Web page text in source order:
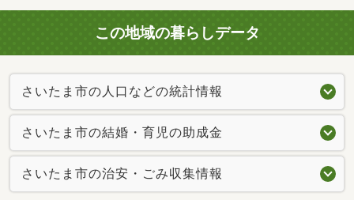
この地域の暮らしデータ
さいたま市の人口などの統計情報
さいたま市の結婚・育児の助成金
さいたま市の治安・ごみ収集情報